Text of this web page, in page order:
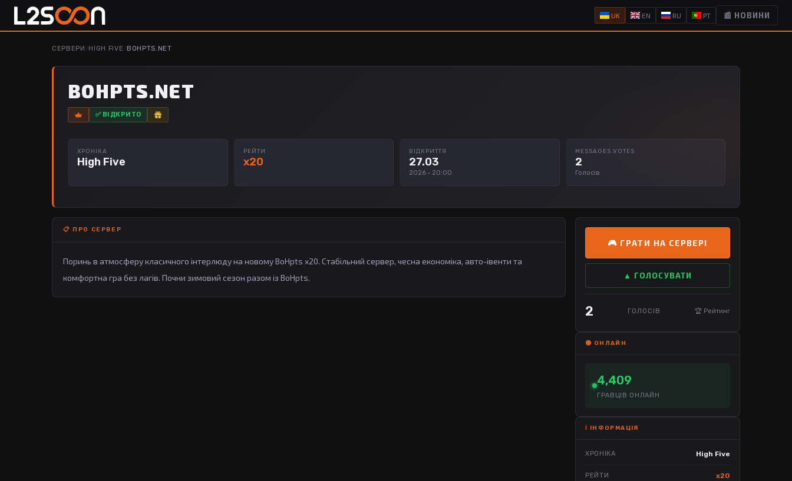
UK EN RU PT 📰 НОВИНИ
СЕРВЕРИ /HIGH FIVE/BOHPTS.NET
BOHPTS.NET
✅ ВІДКРИТО
ХРОНІКА
High Five
РЕЙТИ
x20
ВІДКРИТТЯ
27.03
2026 · 20:00
MESSAGES.VOTES
2
Голосів
📋 ПРО СЕРВЕР
Поринь в атмосферу класичного інтерлюду на новому BoHpts x20. Стабільний сервер, чесна економіка, авто-івенти та
комфортна гра без лагів. Почни зимовий сезон разом із BoHpts.
🎮 ГРАТИ НА СЕРВЕРІ
▲ ГОЛОСУВАТИ
2 ГОЛОСІВ 🏆 Рейтинг
🟢 ОНЛАЙН
4,409
ГРАВЦІВ ОНЛАЙН
ℹ️ ІНФОРМАЦІЯ
ХРОНІКА High Five
РЕЙТИ x20